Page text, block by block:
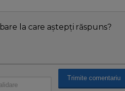
la care aștepți răspuns?